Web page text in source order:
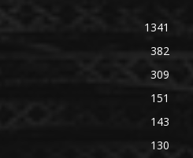
1341
382
309
151
143
130